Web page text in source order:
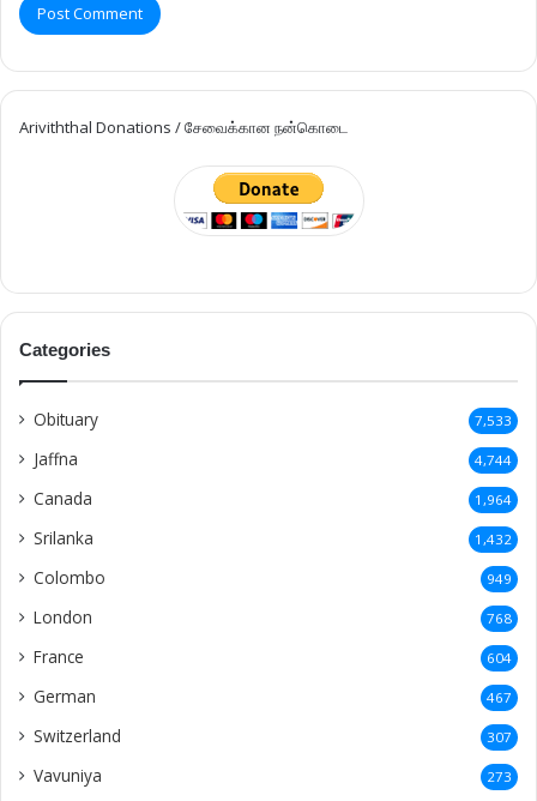
Ariviththal Donations / சேவைக்கான நன்கொடை
Categories
Obituary 7,533
Jaffna 4,744
Canada 1,964
Srilanka 1,432
Colombo 949
London 768
France 604
German 467
Switzerland 307
Vavuniya 273